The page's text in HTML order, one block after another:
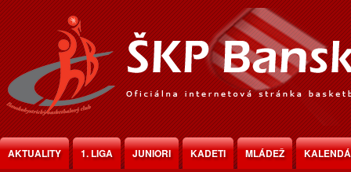
Jump to Content
AKTUALITY 1. LIGA JUNIORI KADETI MLÁDEŽ